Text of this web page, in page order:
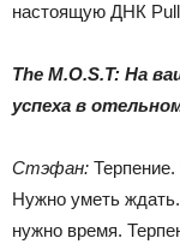
настоящую ДНК
The M.O.S.T: На
успеха в
Стэфан: Терпение.
Нужно уметь
нужно время.